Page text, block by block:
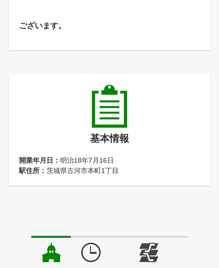
ございます。
基本情報
開業年月日： 明治18年7月16日
駅住所： 茨城県古河市本町1丁目